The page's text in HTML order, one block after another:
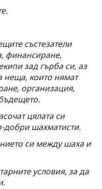
състезатели
финансиране,
зад гърба си, аз
неща, които нямат
организация,
цялата си
добри шахматисти.
си между шаха и
условия, за да